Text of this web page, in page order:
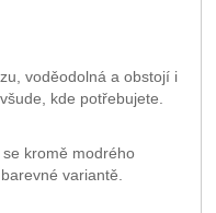
voděodolná a obstojí i
kde potřebujete.
kromě modrého
variantě.